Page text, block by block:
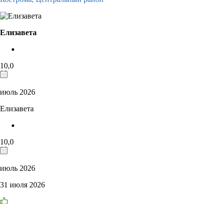
Елизавета
10,0
июль 2026
Елизавета
10,0
июль 2026
31 июля 2026